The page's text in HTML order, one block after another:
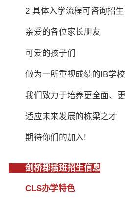
2 具体入学流程可咨询招生
亲爱的各位家长朋友
可爱的孩子们
做为一所重视成绩的IB学校
我们致力于培养更全面、更
适应未来发展的栋梁之才
期待你们的加入!
剑桥郡插班招生信息
CLS办学特色